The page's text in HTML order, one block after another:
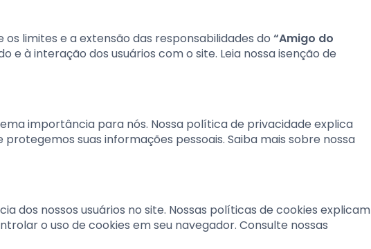
limites e a extensão das responsabilidades do “Amigo do
e à interação dos usuários com o site. Leia nossa isenção de
importância para nós. Nossa política de privacidade explica
suas informações pessoais. Saiba mais sobre nossa
dos nossos usuários no site. Nossas políticas de cookies explicam
o uso de cookies em seu navegador. Consulte nossas